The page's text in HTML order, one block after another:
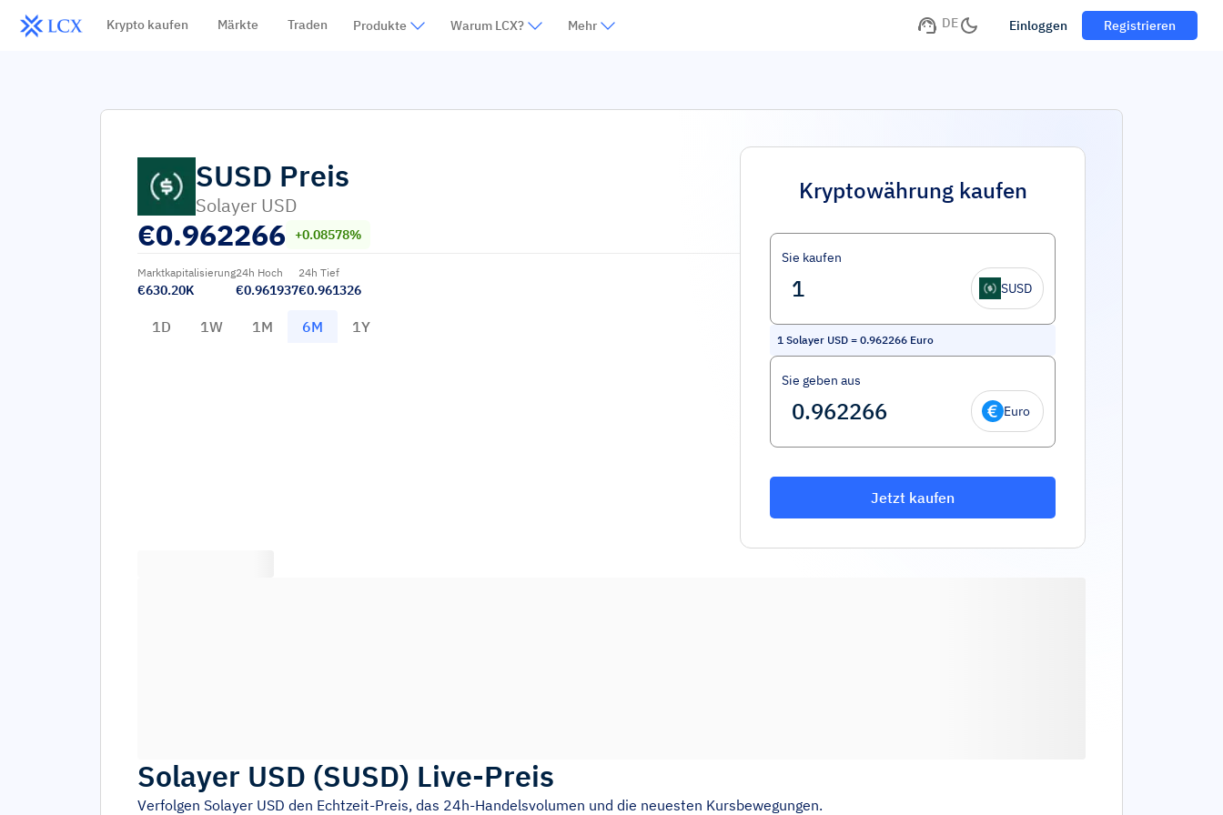
Krypto kaufen Märkte Traden Produkte Warum LCX? Mehr DE Einloggen Registrieren
SUSD Preis
Solayer USD
€0.962266 +0.08578%
Marktkapitalisierung
€630.20K
24h Hoch
€0.961937
24h Tief
€0.961326
1D 1W 1M 6M 1Y
Kryptowährung kaufen
Sie kaufen
SUSD
1 Solayer USD = 0.962266 Euro
Sie geben aus
Euro
Jetzt kaufen
Solayer USD (SUSD) Live-Preis
Verfolgen Solayer USD den Echtzeit-Preis, das 24h-Handelsvolumen und die neuesten Kursbewegungen.